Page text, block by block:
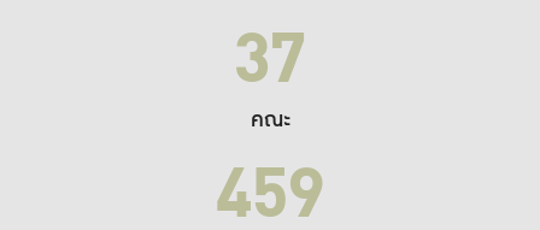
37
คณะ
459